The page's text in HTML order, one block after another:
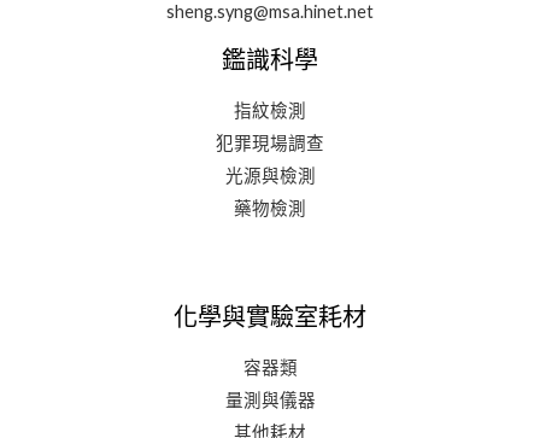
sheng.syng@msa.hinet.net
鑑識科學
指紋檢測
犯罪現場調查
光源與檢測
藥物檢測
化學與實驗室耗材
容器類
量測與儀器
其他耗材